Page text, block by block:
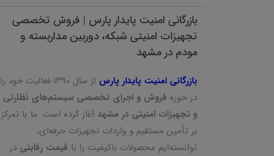
بازرگانی امنیت پایدار پارس | فروش تخصصی
تجهیزات امنیتی شبکه، دوربین مداربسته و
مودم در مشهد
بازرگانی امنیت پایدار پارس
از سال ۱۳۹۰ فعالیت خود را
در حوزه فروش و اجرای تخصصی سیستم‌های نظارتی
و تجهیزات امنیتی در مشهد آغاز کرده است. ما با تمرکز
بر تأمین مستقیم و واردات تجهیزات حرفه‌ای،
توانسته‌ایم محصولات باکیفیت را با قیمت رقابتی در